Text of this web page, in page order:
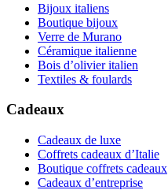
Bijoux italiens
Boutique bijoux
Verre de Murano
Céramique italienne
Bois d’olivier italien
Textiles & foulards
Cadeaux
Cadeaux de luxe
Coffrets cadeaux d’Italie
Boutique coffrets cadeaux
Cadeaux d’entreprise